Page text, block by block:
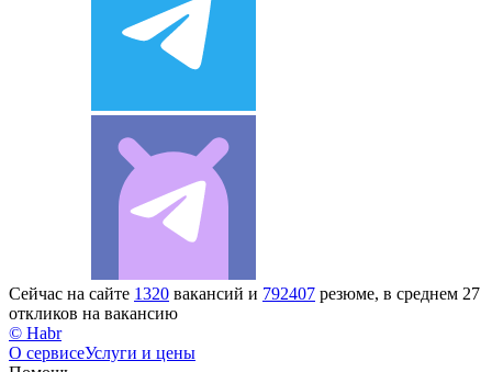
Сейчас на сайте 1320 вакансий и 792407 резюме, в среднем 27
откликов на вакансию
© Habr
О сервисеУслуги и цены